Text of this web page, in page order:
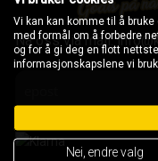
Nå oss via mail:
Vi kan kan komme til å
med formål om å forbedre
og for å gi deg en flott
informasjonskapslene vi
Nei, endre valg